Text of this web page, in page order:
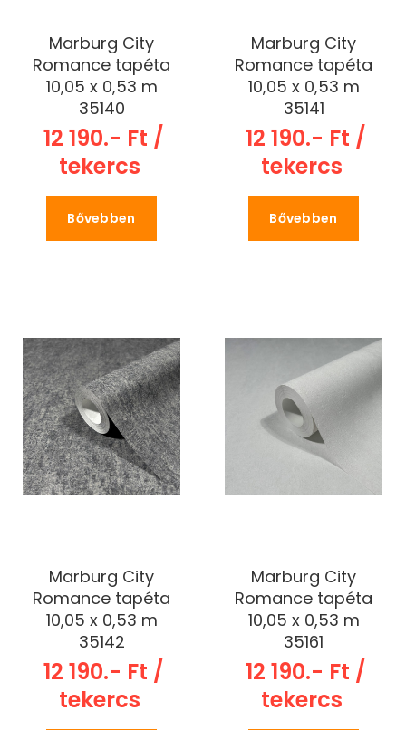
Marburg City
Romance tapéta
10,05 x 0,53 m
35140
12 190.- Ft /
tekercs
Bővebben
Marburg City
Romance tapéta
10,05 x 0,53 m
35141
12 190.- Ft /
tekercs
Bővebben
Marburg City
Romance tapéta
10,05 x 0,53 m
35142
12 190.- Ft /
tekercs
Marburg City
Romance tapéta
10,05 x 0,53 m
35161
12 190.- Ft /
tekercs